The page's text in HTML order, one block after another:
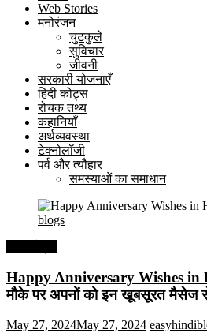
Web Stories
मनोरंजन
चुटकुले
सुविचार
जीवनी
सरकारी योजनाएँ
हिंदी कोट्स
रोचक तथ्य
कहानियाँ
अर्थव्यवस्था
टेक्नोलॉजी
पर्व और त्यौहार
समस्याओं का समाधान
Happy Anniversary Wishes in
मौके पर अपनों को इन खूबसूरत मैसेज से
May 27, 2024May 27, 2024